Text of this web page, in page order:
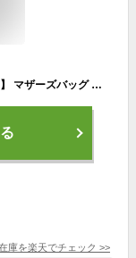
【10％OFFクーポン】【3冠獲得!!】【4点セット】 マザーズバッグ リュック マザーズリュック レディース おしゃれ 背面ポケット 大容量 軽量 ママバッグ 撥水 バックパック 黒 ブラック 出産祝い 出産 準備 お祝い プレゼントマザーズバック オシャレ 多機能 人気
庫を楽天でチェック >>